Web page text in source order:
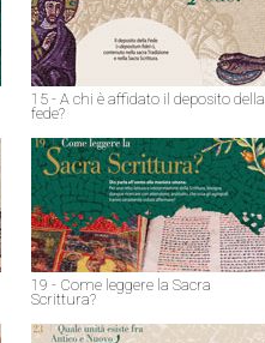
15 - A chi è affidato il deposito della
fede?
19 - Come leggere la Sacra
Scrittura?